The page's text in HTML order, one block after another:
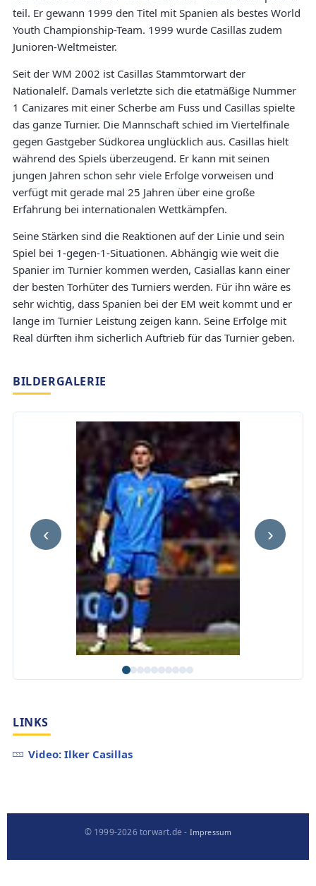
teil. Er gewann 1999 den Titel mit Spanien als bestes World
Youth Championship-Team. 1999 wurde Casillas zudem
Junioren-Weltmeister.
Seit der WM 2002 ist Casillas Stammtorwart der
Nationalelf. Damals verletzte sich die etatmäßige Nummer
1 Canizares mit einer Scherbe am Fuss und Casillas spielte
das ganze Turnier. Die Mannschaft schied im Viertelfinale
gegen Gastgeber Südkorea unglücklich aus. Casillas hielt
während des Spiels überzeugend. Er kann mit seinen
jungen Jahren schon sehr viele Erfolge vorweisen und
verfügt mit gerade mal 25 Jahren über eine große
Erfahrung bei internationalen Wettkämpfen.
Seine Stärken sind die Reaktionen auf der Linie und sein
Spiel bei 1-gegen-1-Situationen. Abhängig wie weit die
Spanier im Turnier kommen werden, Casiallas kann einer
der besten Torhüter des Turniers werden. Für ihn wäre es
sehr wichtig, dass Spanien bei der EM weit kommt und er
lange im Turnier Leistung zeigen kann. Seine Erfolge mit
Real dürften ihm sicherlich Auftrieb für das Turnier geben.
BILDERGALERIE
‹ ›
LINKS
Video: Ilker Casillas
© 1999-2026 torwart.de - Impressum